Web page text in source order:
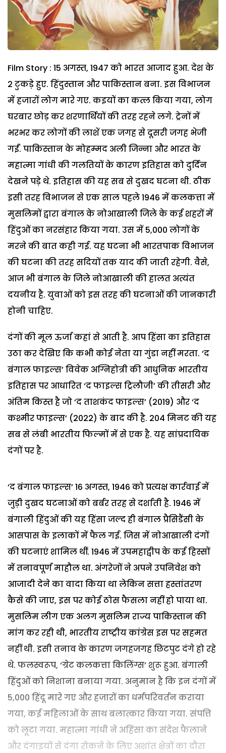
Film Story : 15 अगस्त, 1947 को भारत आजाद हुआ. देश के
2 टुकड़े हुए. हिंदुस्तान और पाकिस्तान बना. इस विभाजन
में हजारों लोग मारे गए. कइयों का कत्ल किया गया, लोग
घरबार छोड़ कर शरणार्थियों की तरह रहने लगे. ट्रेनों में
भरभर कर लोगों की लाशें एक जगह से दूसरी जगह भेजी
गईं. पाकिस्तान के मोहम्मद अली जिन्ना और भारत के
महात्मा गांधी की गलतियों के कारण इतिहास को दुर्दिन
देखने पड़े थे. इतिहास की यह सब से दुखद घटना थी. ठीक
इसी तरह विभाजन से एक साल पहले 1946 में कलकत्ता में
मुसलिमों द्वारा बंगाल के नोआखाली जिले के कई शहरों में
हिंदुओं का नरसंहार किया गया. उस में 5,000 लोगों के
मरने की बात कही गई. यह घटना भी भारतपाक विभाजन
की घटना की तरह सदियों तक याद की जाती रहेगी. वैसे,
आज भी बंगाल के जिले नोआखाली की हालत अत्यंत
दयनीय है. युवाओं को इस तरह की घटनाओं की जानकारी
होनी चाहिए.
दंगों की मूल ऊर्जा कहां से आती है. आप हिंसा का इतिहास
उठा कर देखिए कि कभी कोई नेता या गुंडा नहीं मरता. ‘द
बंगाल फाइल्स’ विवेक अग्निहोत्री की आधुनिक भारतीय
इतिहास पर आधारित ‘द फाइल्स ट्रिलौजी’ की तीसरी और
अंतिम किस्त है जो ‘द ताशकंद फाइल्स’ (2019) और ‘द
कश्मीर फाइल्स’ (2022) के बाद की है. 204 मिनट की यह
सब से लंबी भारतीय फिल्मों में से एक है. यह सांप्रदायिक
दंगों पर है.
‘द बंगाल फाइल्स’ 16 अगस्त, 1946 को प्रत्यक्ष कार्रवाई में
जुड़ी दुखद घटनाओं को बर्बर तरह से दर्शाती है. 1946 में
बंगाली हिंदुओं की यह हिंसा जल्द ही बंगाल प्रैसिडैंसी के
आसपास के इलाकों में फैल गई. जिस में नोआखाली दंगों
की घटनाएं शामिल थीं. 1946 में उपमहाद्वीप के कई हिस्सों
में तनावपूर्ण माहौल था. अंगरेजों ने अपने उपनिवेश को
आजादी देने का वादा किया था लेकिन सत्ता हस्तांतरण
कैसे की जाए, इस पर कोई ठोस फैसला नहीं हो पाया था.
मुसलिम लीग एक अलग मुसलिम राज्य पाकिस्तान की
मांग कर रही थी, भारतीय राष्ट्रीय कांग्रेस इस पर सहमत
नहीं थी. इसी तनाव के कारण जगहजगह छिटपुट दंगे हो रहे
थे. फलस्वरूप, ‘ग्रेट कलकत्ता किलिंग्स’ शुरू हुआ. बंगाली
हिंदुओं को निशाना बनाया गया. अनुमान है कि इन दंगों में
5,000 हिंदू मारे गए और हजारों का धर्मपरिवर्तन कराया
गया, कई महिलाओं के साथ बलात्कार किया गया. संपत्ति
को लूटा गया. महात्मा गांधी ने अहिंसा का संदेश फैलाने
और दंगाइयों से दंगा रोकने के लिए अशांत क्षेत्रों का दौरा